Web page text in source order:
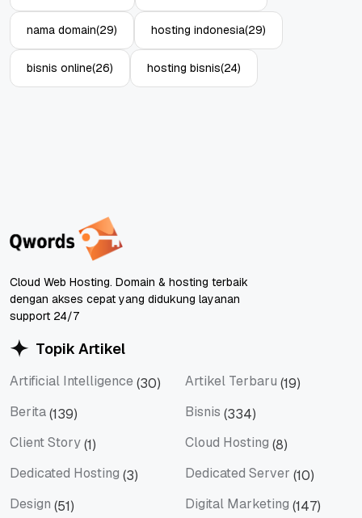
nama domain(29) hosting indonesia(29)
bisnis online(26) hosting bisnis(24)
Cloud Web Hosting. Domain & hosting terbaik
dengan akses cepat yang didukung layanan
support 24/7
Topik Artikel
Artificial Intelligence (30) Artikel Terbaru (19)
Berita(139) Bisnis (334)
Client Story(1) Cloud Hosting (8)
Dedicated Hosting (3) Dedicated Server (10)
Design (51) Digital Marketing (147)